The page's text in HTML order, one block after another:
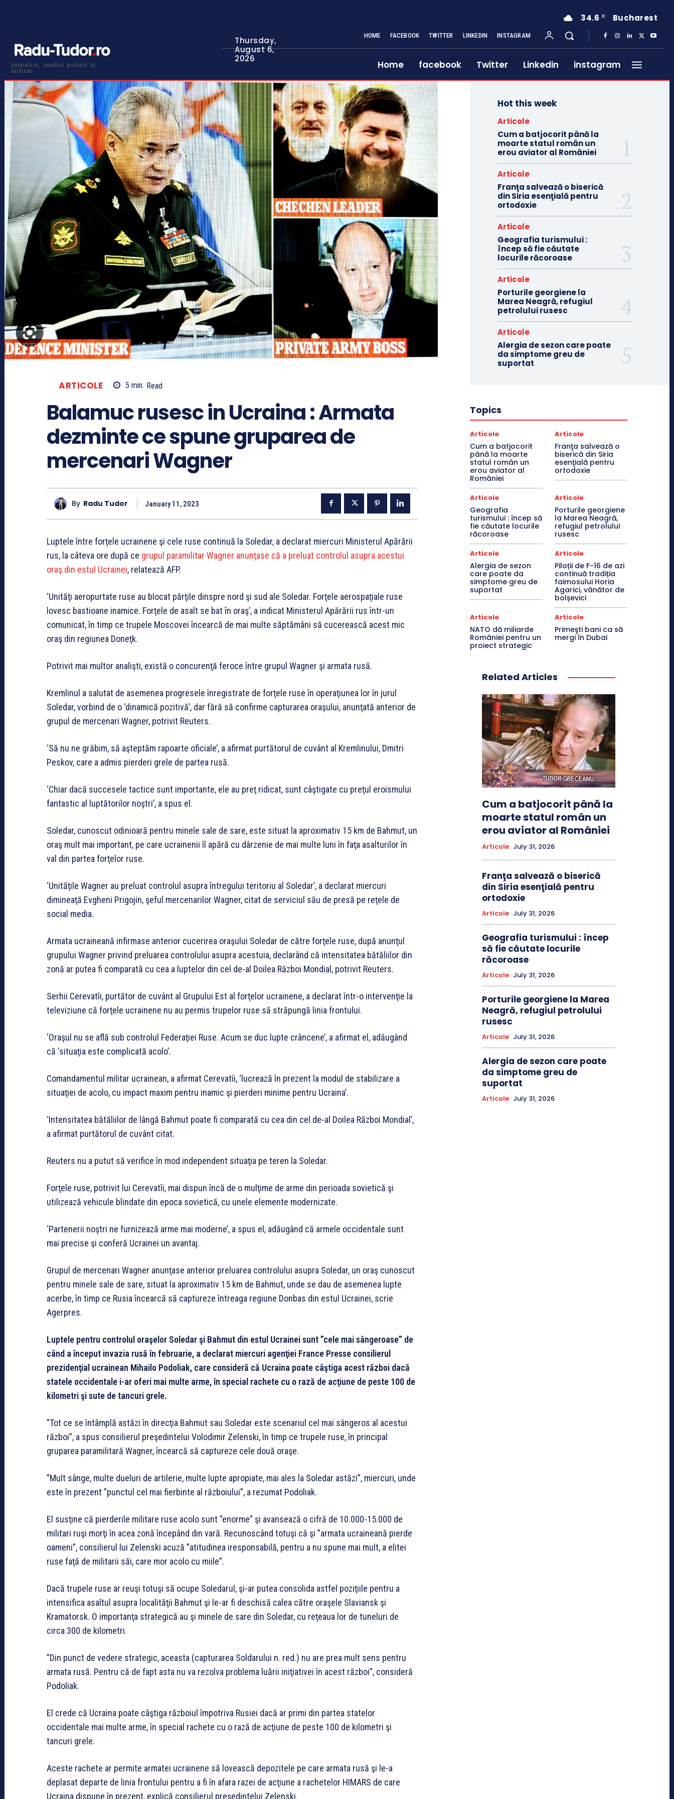
jurnalist, analist politic și
militar
Thursday,
August 6,
2026
34.6 C Bucharest
HOME FACEBOOK TWITTER LINKEDIN INSTAGRAM
Home facebook Twitter Linkedin instagram
ARTICOLE 5 min. Read
Balamuc rusesc in Ucraina : Armata
dezminte ce spune gruparea de
mercenari Wagner
By Radu Tudor January 11, 2023
Luptele între forţele ucrainene şi cele ruse continuă la Soledar, a declarat miercuri Ministerul Apărării
rus, la câteva ore după ce grupul paramilitar Wagner anunţase că a preluat controlul asupra acestui
oraş din estul Ucrainei, relatează AFP.
‘Unităţi aeropurtate ruse au blocat părţile dinspre nord şi sud ale Soledar. Forţele aerospaţiale ruse
lovesc bastioane inamice. Forţele de asalt se bat în oraş’, a indicat Ministerul Apărării rus într-un
comunicat, în timp ce trupele Moscovei încearcă de mai multe săptămâni să cucerească acest mic
oraş din regiunea Doneţk.
Potrivit mai multor analişti, există o concurenţă feroce între grupul Wagner şi armata rusă.
Kremlinul a salutat de asemenea progresele înregistrate de forţele ruse în operaţiunea lor în jurul
Soledar, vorbind de o ‘dinamică pozitivă’, dar fără să confirme capturarea oraşului, anunţată anterior de
grupul de mercenari Wagner, potrivit Reuters.
‘Să nu ne grăbim, să aşteptăm rapoarte oficiale’, a afirmat purtătorul de cuvânt al Kremlinului, Dmitri
Peskov, care a admis pierderi grele de partea rusă.
‘Chiar dacă succesele tactice sunt importante, ele au preţ ridicat, sunt câştigate cu preţul eroismului
fantastic al luptătorilor noştri’, a spus el.
Soledar, cunoscut odinioară pentru minele sale de sare, este situat la aproximativ 15 km de Bahmut, un
oraş mult mai important, pe care ucrainenii îl apără cu dârzenie de mai multe luni în faţa asalturilor în
val din partea forţelor ruse.
‘Unităţile Wagner au preluat controlul asupra întregului teritoriu al Soledar’, a declarat miercuri
dimineaţă Evgheni Prigojin, şeful mercenarilor Wagner, citat de serviciul său de presă pe reţele de
social media.
Armata ucraineană infirmase anterior cucerirea oraşului Soledar de către forţele ruse, după anunţul
grupului Wagner privind preluarea controlului asupra acestuia, declarând că intensitatea bătăliilor din
zonă ar putea fi comparată cu cea a luptelor din cel de-al Doilea Război Mondial, potrivit Reuters.
Serhii Cerevatîi, purtător de cuvânt al Grupului Est al forţelor ucrainene, a declarat într-o intervenţie la
televiziune că forţele ucrainene nu au permis trupelor ruse să străpungă linia frontului.
‘Oraşul nu se află sub controlul Federaţiei Ruse. Acum se duc lupte crâncene’, a afirmat el, adăugând
că ‘situaţia este complicată acolo’.
Comandamentul militar ucrainean, a afirmat Cerevatîi, ‘lucrează în prezent la modul de stabilizare a
situaţiei de acolo, cu impact maxim pentru inamic şi pierderi minime pentru Ucraina’.
‘Intensitatea bătăliilor de lângă Bahmut poate fi comparată cu cea din cel de-al Doilea Război Mondial’,
a afirmat purtătorul de cuvânt citat.
Reuters nu a putut să verifice în mod independent situaţia pe teren la Soledar.
Forţele ruse, potrivit lui Cerevatîi, mai dispun încă de o mulţime de arme din perioada sovietică şi
utilizează vehicule blindate din epoca sovietică, cu unele elemente modernizate.
‘Partenerii noştri ne furnizează arme mai moderne’, a spus el, adăugând că armele occidentale sunt
mai precise şi conferă Ucrainei un avantaj.
Grupul de mercenari Wagner anunţase anterior preluarea controlului asupra Soledar, un oraş cunoscut
pentru minele sale de sare, situat la aproximativ 15 km de Bahmut, unde se dau de asemenea lupte
acerbe, în timp ce Rusia încearcă să captureze întreaga regiune Donbas din estul Ucrainei, scrie
Agerpres.
Luptele pentru controlul oraşelor Soledar şi Bahmut din estul Ucrainei sunt ”cele mai sângeroase” de
când a început invazia rusă în februarie, a declarat miercuri agenţiei France Presse consilierul
prezidenţial ucrainean Mihailo Podoliak, care consideră că Ucraina poate câştiga acest război dacă
statele occidentale i-ar oferi mai multe arme, în special rachete cu o rază de acţiune de peste 100 de
kilometri şi sute de tancuri grele.
”Tot ce se întâmplă astăzi în direcţia Bahmut sau Soledar este scenariul cel mai sângeros al acestui
război”, a spus consilierul preşedintelui Volodimir Zelenski, în timp ce trupele ruse, în principal
gruparea paramilitară Wagner, încearcă să captureze cele două oraşe.
”Mult sânge, multe dueluri de artilerie, multe lupte apropiate, mai ales la Soledar astăzi”, miercuri, unde
este în prezent ”punctul cel mai fierbinte al războiului”, a rezumat Podoliak.
El susţine că pierderile militare ruse acolo sunt ”enorme” şi avansează o cifră de 10.000-15.000 de
militari ruşi morţi în acea zonă începând din vară. Recunoscând totuşi că şi ”armata ucraineană pierde
oameni”, consilierul lui Zelenski acuză ”atitudinea iresponsabilă, pentru a nu spune mai mult, a elitei
ruse faţă de militarii săi, care mor acolo cu miile”.
Dacă trupele ruse ar reuşi totuşi să ocupe Soledarul, şi-ar putea consolida astfel poziţiile pentru a
intensifica asaltul asupra localităţii Bahmut şi le-ar fi deschisă calea către oraşele Slaviansk şi
Kramatorsk. O importanţa strategică au şi minele de sare din Soledar, cu reţeaua lor de tuneluri de
circa 300 de kilometri.
”Din punct de vedere strategic, aceasta (capturarea Soldarului n. red.) nu are prea mult sens pentru
armata rusă. Pentru că de fapt asta nu va rezolva problema luării iniţiativei în acest război”, consideră
Podoliak.
El crede că Ucraina poate câştiga războiul împotriva Rusiei dacă ar primi din partea statelor
occidentale mai multe arme, în special rachete cu o rază de acţiune de peste 100 de kilometri şi
tancuri grele.
Aceste rachete ar permite armatei ucrainene să lovească depozitele pe care armata rusă şi le-a
deplasat departe de linia frontului pentru a fi în afara razei de acţiune a rachetelor HIMARS de care
Ucraina dispune în prezent, explică consilierul preşedintelui Zelenski.
Hot this week
Articole
Cum a batjocorit până la
moarte statul român un
erou aviator al României
Articole
Franţa salvează o biserică
din Siria esenţială pentru
ortodoxie
Articole
Geografia turismului :
încep să fie căutate
locurile răcoroase
Articole
Porturile georgiene la
Marea Neagră, refugiul
petrolului rusesc
Articole
Alergia de sezon care poate
da simptome greu de
suportat
Topics
Articole
Cum a batjocorit
până la moarte
statul român un
erou aviator al
României
Articole
Franţa salvează o
biserică din Siria
esenţială pentru
ortodoxie
Articole
Geografia
turismului : încep să
fie căutate locurile
răcoroase
Articole
Porturile georgiene
la Marea Neagră,
refugiul petrolului
rusesc
Articole
Alergia de sezon
care poate da
simptome greu de
suportat
Articole
Piloții de F-16 de azi
continuă tradiția
faimosului Horia
Agarici, vânător de
bolșevici
Articole
NATO dă miliarde
României pentru un
proiect strategic
Articole
Primeşti bani ca să
mergi în Dubai
Related Articles
Cum a batjocorit până la
moarte statul român un
erou aviator al României
Articole July 31, 2026
Franţa salvează o biserică
din Siria esenţială pentru
ortodoxie
Articole July 31, 2026
Geografia turismului : încep
să fie căutate locurile
răcoroase
Articole July 31, 2026
Porturile georgiene la Marea
Neagră, refugiul petrolului
rusesc
Articole July 31, 2026
Alergia de sezon care poate
da simptome greu de
suportat
Articole July 31, 2026